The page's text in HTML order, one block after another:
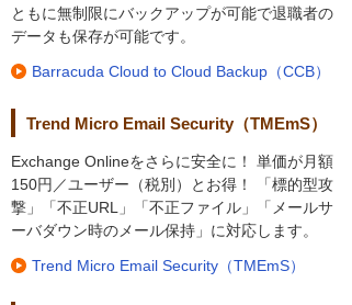
ともに無制限にバックアップが可能で退職者の
データも保存が可能です。
Barracuda Cloud to Cloud Backup（CCB）
Trend Micro Email Security（TMEmS）
Exchange Onlineをさらに安全に！ 単価が月額
150円／ユーザー（税別）とお得！ 「標的型攻
撃」「不正URL」「不正ファイル」「メールサ
ーバダウン時のメール保持」に対応します。
Trend Micro Email Security（TMEmS）